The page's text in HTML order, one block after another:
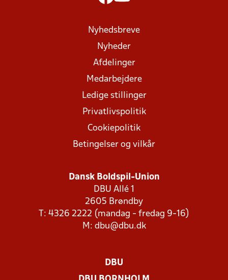
Nyhedsbreve
Nyheder
Afdelinger
Medarbejdere
Ledige stillinger
Privatlivspolitik
Cookiepolitik
Betingelser og vilkår
Dansk Boldspil-Union
DBU Allé 1
2605 Brøndby
T: 4326 2222 (mandag - fredag 9-16)
M: dbu@dbu.dk
DBU